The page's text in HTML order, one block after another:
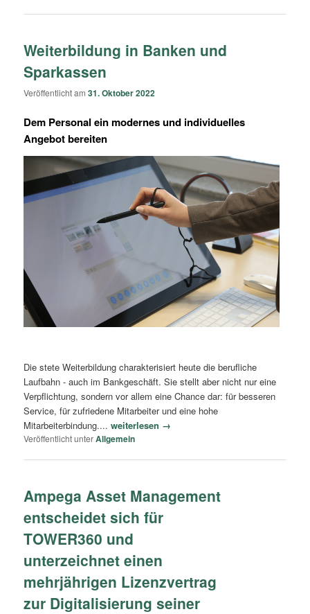
Weiterbildung in Banken und
Sparkassen
Veröffentlicht am31. Oktober 2022
Dem Personal ein modernes und individuelles
Angebot bereiten
Die stete Weiterbildung charakterisiert heute die berufliche
Laufbahn - auch im Bankgeschäft. Sie stellt aber nicht nur eine
Verpflichtung, sondern vor allem eine Chance dar: für besseren
Service, für zufriedene Mitarbeiter und eine hohe
Mitarbeiterbindung....weiterlesen →
Veröffentlicht unterAllgemein
Ampega Asset Management
entscheidet sich für
TOWER360 und
unterzeichnet einen
mehrjährigen Lizenzvertrag
zur Digitalisierung seiner